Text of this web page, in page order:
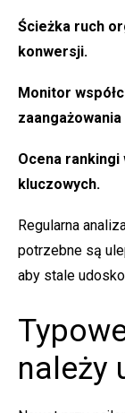
Ścieżka ruch
konwersji.
Monitor
Ocena rankingi
kluczowych.
Regularna
potrzebne są
aby stale
należy